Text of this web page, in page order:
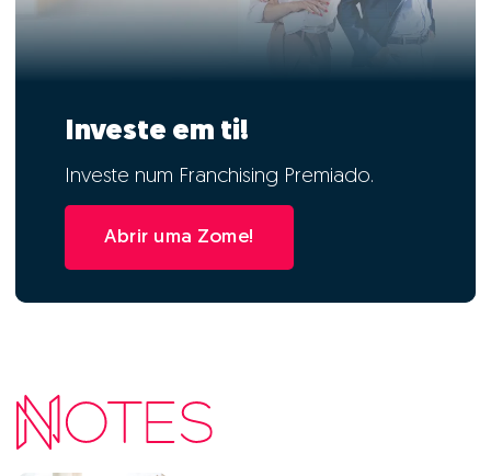
Investe em ti!
Investe num Franchising Premiado.
Abrir uma Zome!